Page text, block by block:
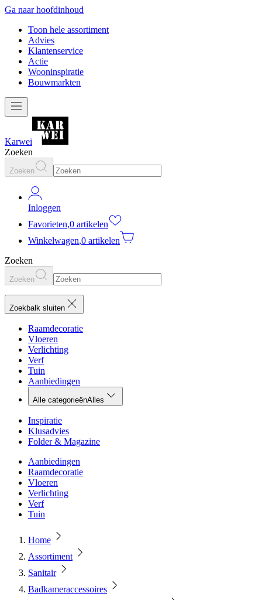
Ga naar hoofdinhoud
Toon hele assortiment
Advies
Klantenservice
Actie
Wooninspiratie
Bouwmarkten
Karwei
Zoeken
Zoeken
Inloggen
Favorieten,0 artikelen
Winkelwagen,0 artikelen
Zoeken
Zoeken
Zoekbalk sluiten
Raamdecoratie
Vloeren
Verlichting
Verf
Tuin
Aanbiedingen
Alle categorieënAlles
Inspiratie
Klusadvies
Folder & Magazine
Aanbiedingen
Raamdecoratie
Vloeren
Verlichting
Verf
Tuin
Home
Assortiment
Sanitair
Badkameraccessoires